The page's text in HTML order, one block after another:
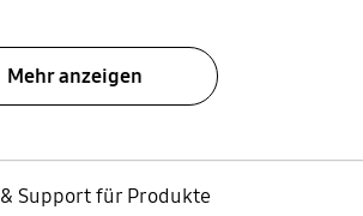
Mehr anzeigen
Support für Produkte